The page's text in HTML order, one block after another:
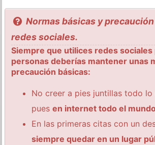
Normas básicas y
redes sociales.
Siempre que utilices redes sociales
personas deberías mantener unas
precaución básicas:
No creer a pies juntillas todo lo
puesen internet todo el
En las primeras citas con un
siempre quedar en un lugar